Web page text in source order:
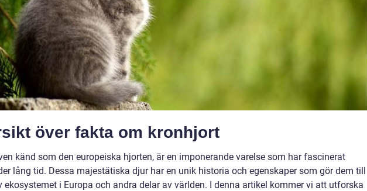
över fakta om kronhjort
känd som den europeiska hjorten, är en imponerande varelse som har fascinerat
lång tid. Dessa majestätiska djur har en unik historia och egenskaper som gör dem till
ekosystemet i Europa och andra delar av världen. I denna artikel kommer vi att utforska